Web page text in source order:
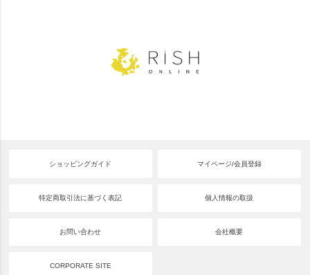
ショッピングガイド マイページ/会員登録
特定商取引法に基づく表記 個人情報の取扱
お問い合わせ 会社概要
CORPORATE SITE